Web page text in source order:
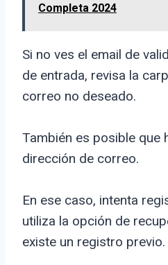
Completa 2024
Si no ves el email de
de entrada, revisa la
correo no deseado.
También es posible que
dirección de correo.
En ese caso, intenta
utiliza la opción de
existe un registro previo.